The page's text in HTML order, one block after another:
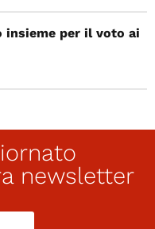
insieme per il voto ai
newsletter